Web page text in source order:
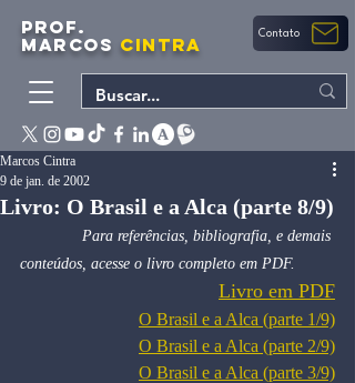
PROF.
MARCOS CINTRA Contato
Livro: O Brasil e a Alca (parte 8/9)
Marcos Cintra
9 de jan. de 2002
Para referências, bibliografia, e demais
conteúdos, acesse o livro completo em PDF.
Livro em PDF
O Brasil e a Alca (parte 1/9)
O Brasil e a Alca (parte 2/9)
O Brasil e a Alca (parte 3/9)